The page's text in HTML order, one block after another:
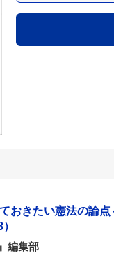
おきたい憲法の論
編集部